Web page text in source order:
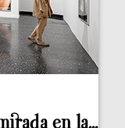
en la...